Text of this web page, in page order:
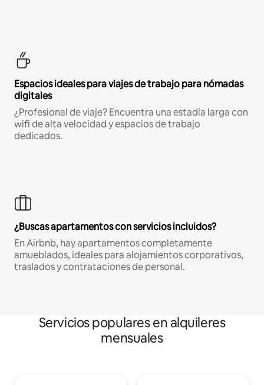
Espacios ideales para viajes de trabajo para nómadas
digitales
¿Profesional de viaje? Encuentra una estadía larga con
wifi de alta velocidad y espacios de trabajo
dedicados.
¿Buscas apartamentos con servicios incluidos?
En Airbnb, hay apartamentos completamente
amueblados, ideales para alojamientos corporativos,
traslados y contrataciones de personal.
Servicios populares en alquileres
mensuales